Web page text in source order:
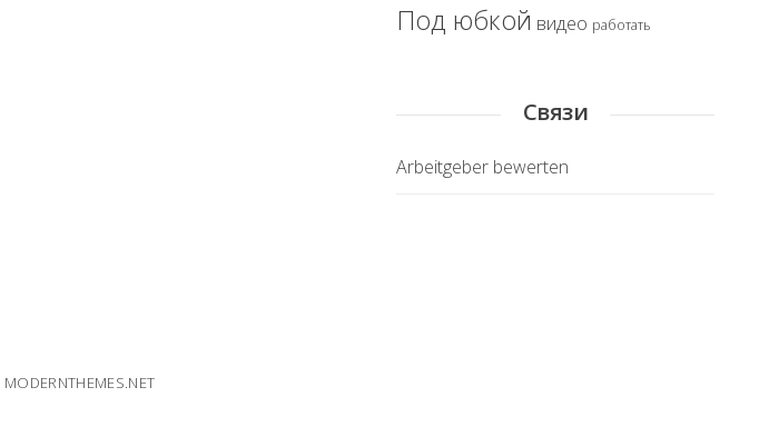
Под юбкой видео работать
Связи
Arbeitgeber bewerten
MODERNTHEMES.NET